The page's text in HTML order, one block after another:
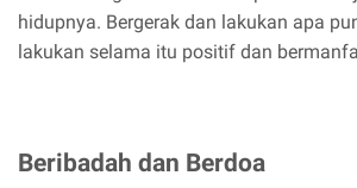
hidupnya. Bergerak dan lakukan apa
lakukan selama itu positif dan
Beribadah dan Berdoa